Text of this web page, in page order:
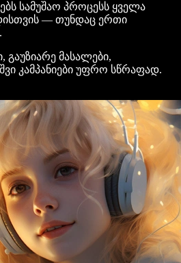
სამუშაო პროცესს ყველა
— თუნდაც ერთი
მასალები,
კამპანიები უფრო სწრაფად.